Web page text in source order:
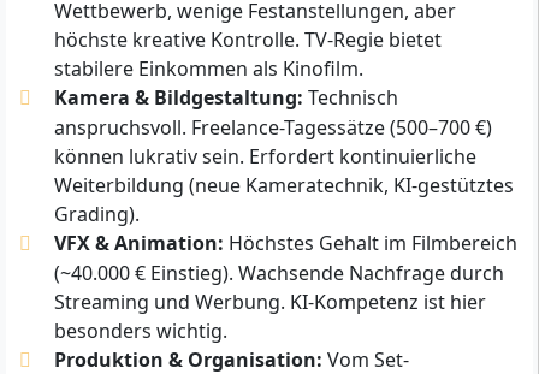
Wettbewerb, wenige Festanstellungen, aber
höchste kreative Kontrolle. TV-Regie bietet
stabilere Einkommen als Kinofilm.
Kamera & Bildgestaltung: Technisch
anspruchsvoll. Freelance-Tagessätze (500–700 €)
können lukrativ sein. Erfordert kontinuierliche
Weiterbildung (neue Kameratechnik, KI-gestütztes
Grading).
VFX & Animation: Höchstes Gehalt im Filmbereich
(~40.000 € Einstieg). Wachsende Nachfrage durch
Streaming und Werbung. KI-Kompetenz ist hier
besonders wichtig.
Produktion & Organisation: Vom Set-